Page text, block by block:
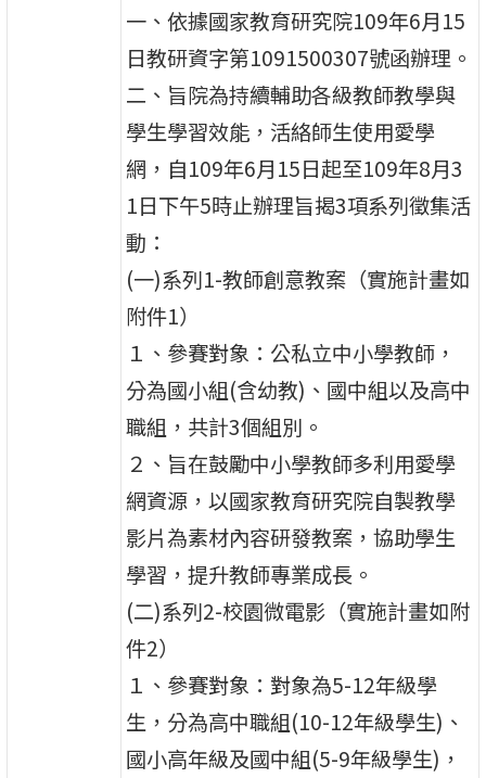
一、依據國家教育研究院109年6月15
日教研資字第1091500307號函辦理。
二、旨院為持續輔助各級教師教學與
學生學習效能，活絡師生使用愛學
網，自109年6月15日起至109年8月3
1日下午5時止辦理旨揭3項系列徵集活
動：
(一)系列1-教師創意教案（實施計畫如
附件1）
１、參賽對象：公私立中小學教師，
分為國小組(含幼教)、國中組以及高中
職組，共計3個組別。
２、旨在鼓勵中小學教師多利用愛學
網資源，以國家教育研究院自製教學
影片為素材內容研發教案，協助學生
學習，提升教師專業成長。
(二)系列2-校園微電影（實施計畫如附
件2）
１、參賽對象：對象為5-12年級學
生，分為高中職組(10-12年級學生)、
國小高年級及國中組(5-9年級學生)，